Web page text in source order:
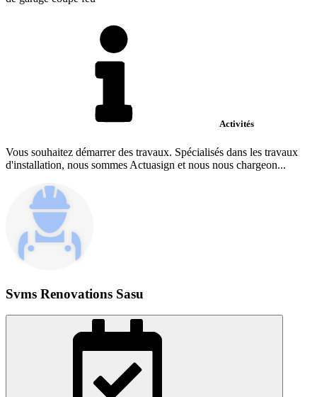
Activités
Vous souhaitez démarrer des travaux. Spécialisés dans les travaux
d'installation, nous sommes Actuasign et nous nous chargeon...
Svms Renovations Sasu